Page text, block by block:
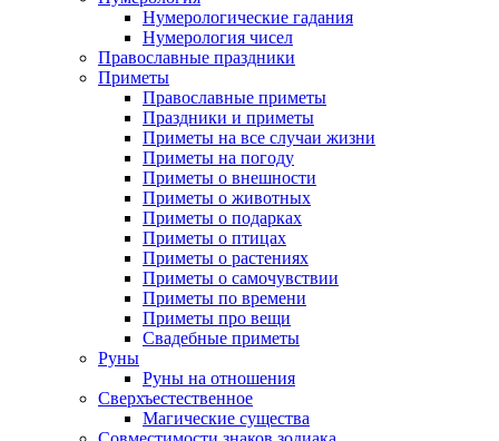
Нумерологические гадания
Нумерология чисел
Православные праздники
Приметы
Православные приметы
Праздники и приметы
Приметы на все случаи жизни
Приметы на погоду
Приметы о внешности
Приметы о животных
Приметы о подарках
Приметы о птицах
Приметы о растениях
Приметы о самочувствии
Приметы по времени
Приметы про вещи
Свадебные приметы
Руны
Руны на отношения
Сверхъестественное
Магические существа